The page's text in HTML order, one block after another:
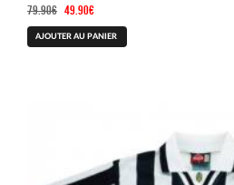
79.90€ Le
prix
initial
49.90€Le
prix
actuel
AJOUTER AU PANIER
options
peuvent